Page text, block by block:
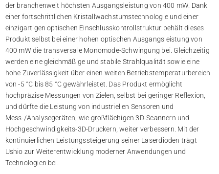
der branchenweit höchsten Ausgangsleistung von 400 mW. Dank
einer fortschrittlichen Kristallwachstumstechnologie und einer
einzigartigen optischen Einschlusskontrollstruktur behält dieses
Produkt selbst bei einer hohen optischen Ausgangsleistung von
400 mW die transversale Monomode-Schwingung bei. Gleichzeitig
werden eine gleichmäßige und stabile Strahlqualität sowie eine
hohe Zuverlässigkeit über einen weiten Betriebstemperaturbereich
von -5 °C bis 85 °C gewährleistet. Das Produkt ermöglicht
hochpräzise Messungen von Zielen, selbst bei geringer Reflexion,
und dürfte die Leistung von industriellen Sensoren und
Mess-/Analysegeräten, wie großflächigen 3D-Scannern und
Hochgeschwindigkeits-3D-Druckern, weiter verbessern. Mit der
kontinuierlichen Leistungssteigerung seiner Laserdioden trägt
Ushio zur Weiterentwicklung moderner Anwendungen und
Technologien bei.